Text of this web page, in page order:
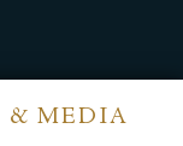
& MEDIA